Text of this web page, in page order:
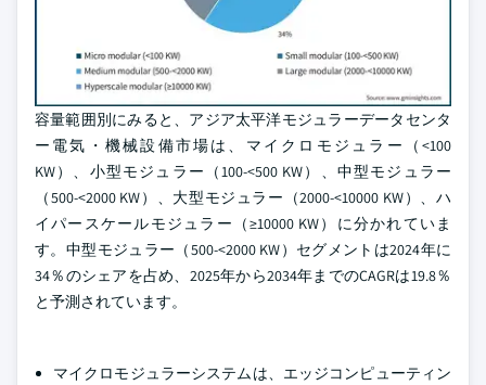
容量範囲別にみると、アジア太平洋モジュラーデータセンタ
ー電気・機械設備市場は、マイクロモジュラー（<100
KW）、小型モジュラー（100-<500 KW）、中型モジュラー
（500-<2000 KW）、大型モジュラー（2000-<10000 KW）、ハ
イパースケールモジュラー（≥10000 KW）に分かれていま
す。中型モジュラー（500-<2000 KW）セグメントは2024年に
34％のシェアを占め、2025年から2034年までのCAGRは19.8％
と予測されています。
マイクロモジュラーシステムは、エッジコンピューティン